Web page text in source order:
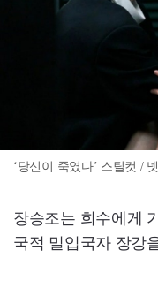
‘당신이 죽였다’ 스틸컷 /
장승조는 희수에게
국적 밀입국자 장강